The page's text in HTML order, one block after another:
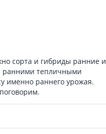
сорта и гибриды ранние и
ранними тепличными
именно раннего урожая.